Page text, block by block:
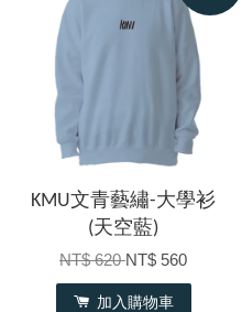
KMU文青藝繡-大學衫
(天空藍)
NT$ 620NT$ 560
加入購物車